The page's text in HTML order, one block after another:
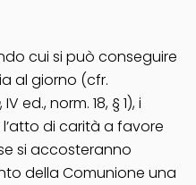
cui si può conseguire
al giorno (cfr.
, IV ed., norm. 18, § 1), i
di carità a favore
si accosteranno
della Comunione una